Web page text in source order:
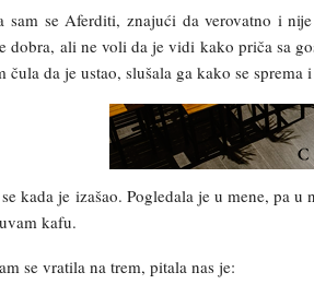
se Aferditi, znajući da verovatno i nije
dobra, ali ne voli da je vidi kako priča sa
čula da je ustao, slušala ga kako se
kada je izašao. Pogledala je u mene, pa u
kafu.
se vratila na trem, pitala nas je: